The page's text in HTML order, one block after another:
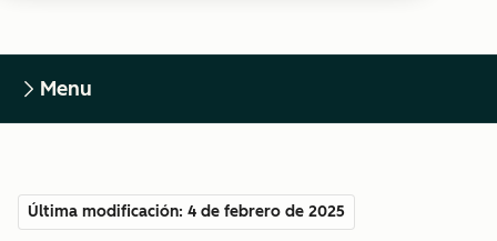
Menu
Última modificación: 4 de febrero de 2025